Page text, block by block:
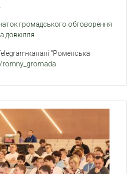
громадського обговорення
довкілля
каналі “Роменська
romny_gromada